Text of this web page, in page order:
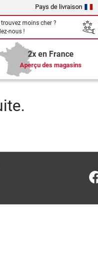
Pays de livraison
moins cher ?
nous !
2x en France
Aperçu des magasins